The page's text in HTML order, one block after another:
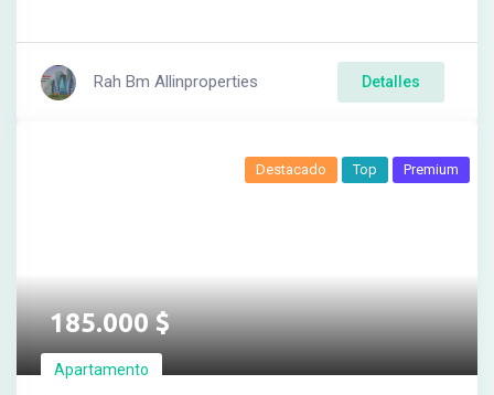
Rah Bm Allinproperties Detalles
185.000$
Apartamento
Destacado Top Premium